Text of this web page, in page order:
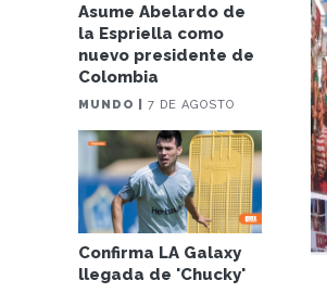
Asume Abelardo de
la Espriella como
nuevo presidente de
Colombia
MUNDO | 7 DE AGOSTO
Confirma LA Galaxy
llegada de 'Chucky'